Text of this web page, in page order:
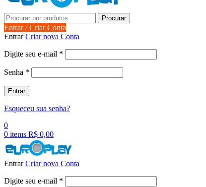
Procurar
Entrar / Criar Conta
EntrarCriar nova Conta
Digite seu e-mail *
Senha *
Entrar
Esqueceu sua senha?
0
0 items R$ 0,00
EntrarCriar nova Conta
Digite seu e-mail *